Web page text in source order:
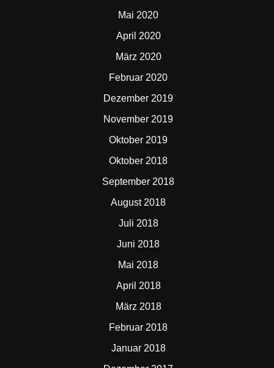
Mai 2020
April 2020
März 2020
Februar 2020
Dezember 2019
November 2019
Oktober 2019
Oktober 2018
September 2018
August 2018
Juli 2018
Juni 2018
Mai 2018
April 2018
März 2018
Februar 2018
Januar 2018